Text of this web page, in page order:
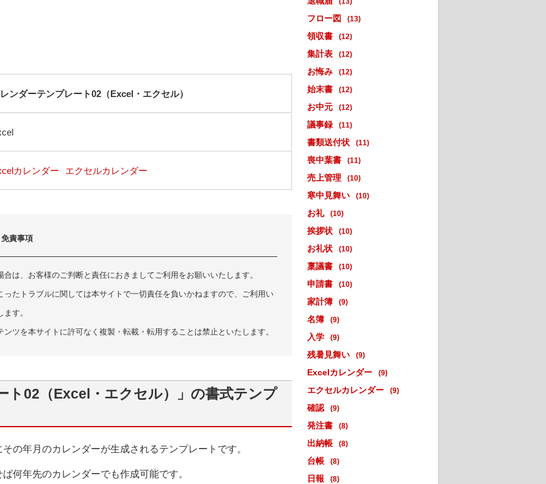
ンダーテンプレート02（Excel・エクセル）
カレンダー エクセルカレンダー
責事項
は、お客様のご判断と責任におきましてご利用をお願いいたします。
ったトラブルに関しては本サイトで一切責任を負いかねますので、ご利用い
す。
ツを本サイトに許可なく複製・転載・転用することは禁止といたします。
ト02（Excel・エクセル）」の書式テンプ
の年月のカレンダーが生成されるテンプレートです。
何年先のカレンダーでも作成可能です。
フロー図 (13)
領収書 (12)
集計表 (12)
お悔み (12)
始末書 (12)
お中元 (12)
議事録 (11)
書類送付状 (11)
喪中葉書 (11)
売上管理 (10)
寒中見舞い (10)
お礼 (10)
挨拶状 (10)
お礼状 (10)
稟議書 (10)
申請書 (10)
家計簿 (9)
名簿 (9)
入学 (9)
残暑見舞い (9)
Excelカレンダー (9)
エクセルカレンダー (9)
確認 (9)
発注書 (8)
出納帳 (8)
台帳 (8)
日報 (8)